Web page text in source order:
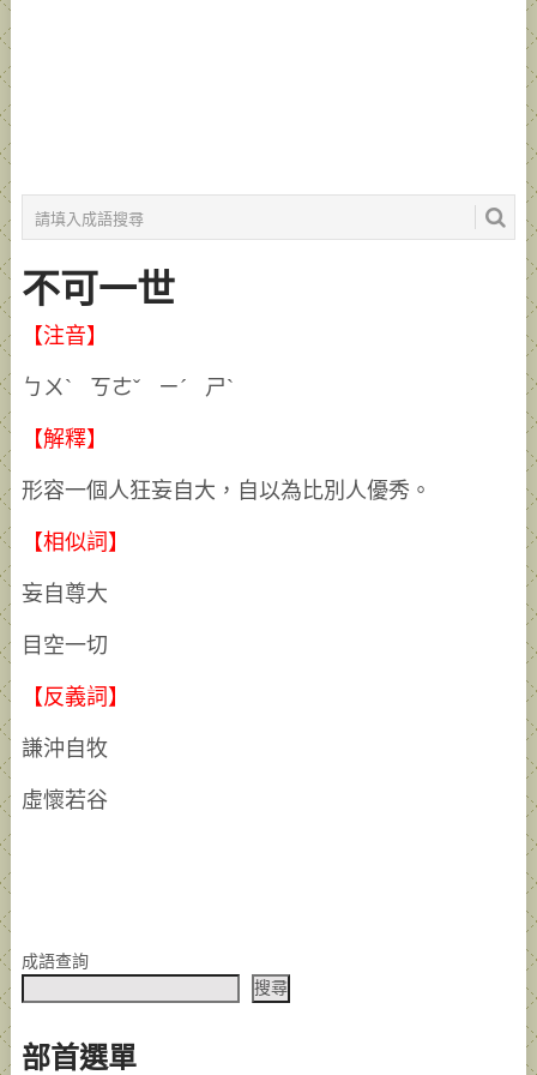
不可一世
【注音】
ㄅㄨˋ ㄎㄜˇ ㄧˊ ㄕˋ
【解釋】
形容一個人狂妄自大，自以為比別人優秀。
【相似詞】
妄自尊大
目空一切
【反義詞】
謙沖自牧
虛懷若谷
成語查詢
搜尋
部首選單